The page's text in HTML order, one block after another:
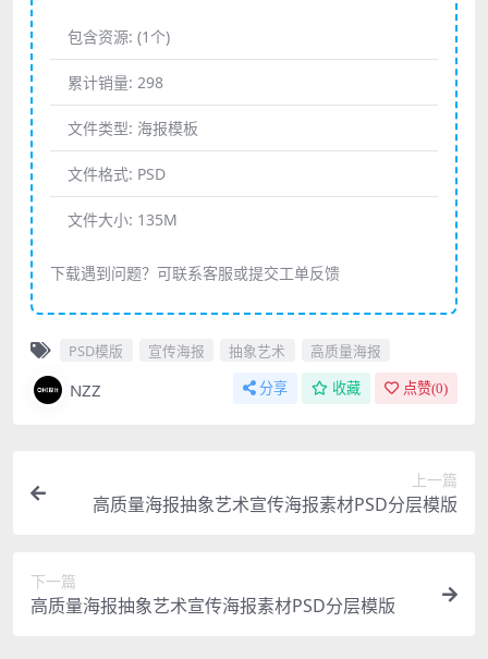
包含资源: (1个)
累计销量: 298
文件类型: 海报模板
文件格式: PSD
文件大小: 135M
下载遇到问题？可联系客服或提交工单反馈
PSD模版 宣传海报 抽象艺术 高质量海报
NZZ 分享 收藏 点赞(0)
上一篇
高质量海报抽象艺术宣传海报素材PSD分层模版
下一篇
高质量海报抽象艺术宣传海报素材PSD分层模版